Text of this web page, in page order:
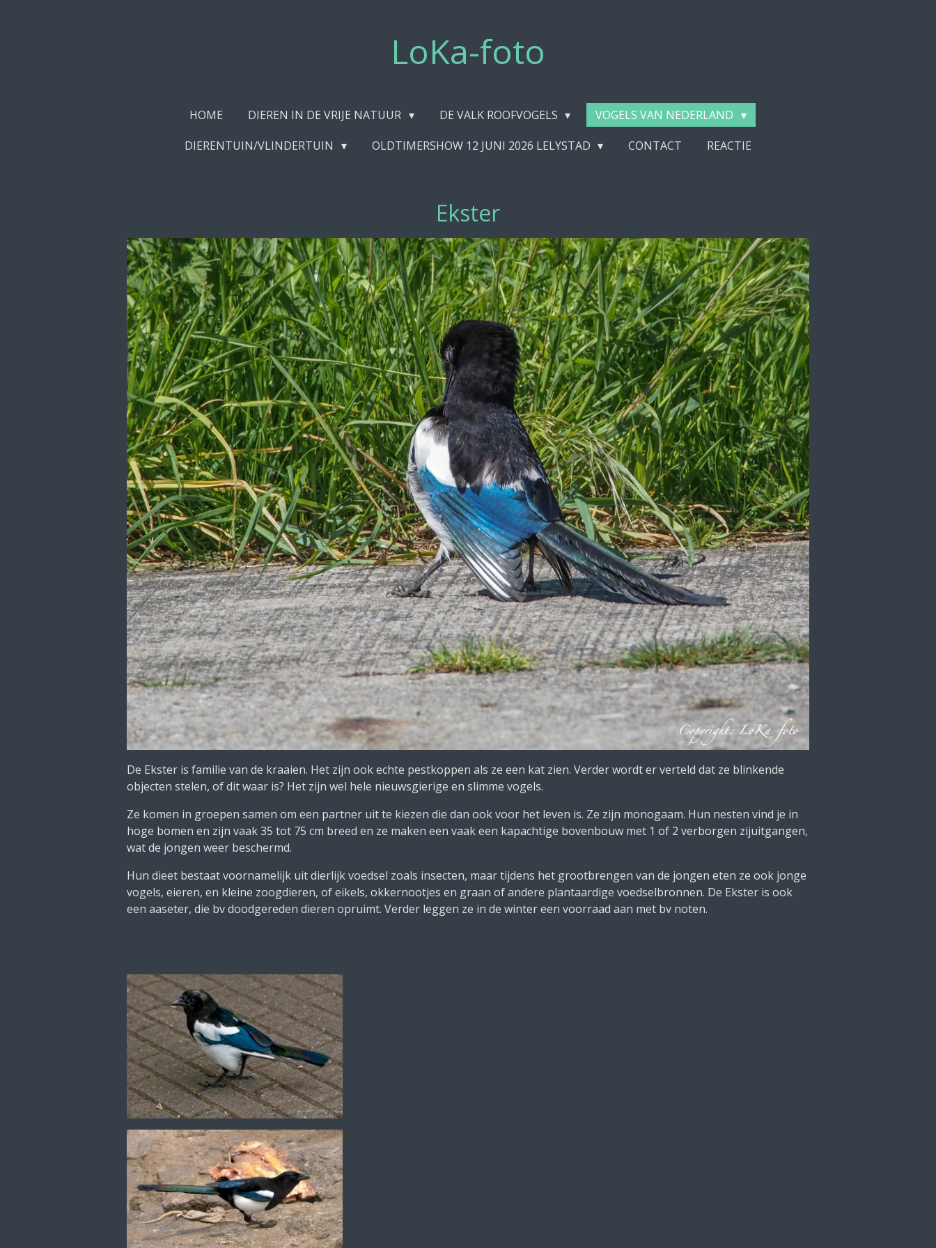
LoKa-foto
HOME DIEREN IN DE VRIJE NATUUR DE VALK ROOFVOGELS
VOGELS VAN NEDERLAND
DIERENTUIN/VLINDERTUIN
OLDTIMERSHOW 12 JUNI 2026 LELYSTAD CONTACT REACTIE
Ekster
De Ekster is familie van de kraaien. Het zijn ook echte pestkoppen als ze een kat zien. Verder wordt er verteld dat ze blinkende
objecten stelen, of dit waar is? Het zijn wel hele nieuwsgierige en slimme vogels.
Ze komen in groepen samen om een partner uit te kiezen die dan ook voor het leven is. Ze zijn monogaam. Hun nesten vind je in
hoge bomen en zijn vaak 35 tot 75 cm breed en ze maken een vaak een kapachtige bovenbouw met 1 of 2 verborgen zijuitgangen,
wat de jongen weer beschermd.
Hun dieet bestaat voornamelijk uit dierlijk voedsel zoals insecten, maar tijdens het grootbrengen van de jongen eten ze ook jonge
vogels, eieren, en kleine zoogdieren, of eikels, okkernootjes en graan of andere plantaardige voedselbronnen. De Ekster is ook
een aaseter, die bv doodgereden dieren opruimt. Verder leggen ze in de winter een voorraad aan met bv noten.